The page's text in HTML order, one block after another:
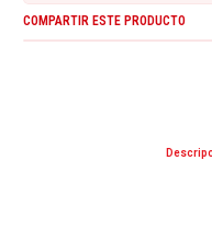
COMPARTIR ESTE PRODUCTO